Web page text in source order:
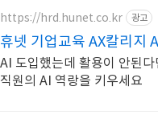
https://hrd.hunet.co.kr 광고
휴넷 기업교육 AX칼리지
AI 도입했는데 활용이 안된
직원의 AI 역랑을 키우세요